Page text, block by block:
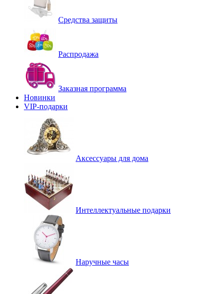
Средства защиты
Распродажа
Заказная программа
Новинки
VIP-подарки
Аксессуары для дома
Интеллектуальные подарки
Наручные часы